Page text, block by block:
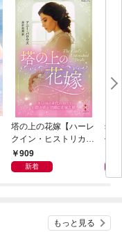
塔の上の花嫁【ハーレ
クイン・ヒストリカ
ル・スペシャル版】
909
新着
幼
作
もっと見る